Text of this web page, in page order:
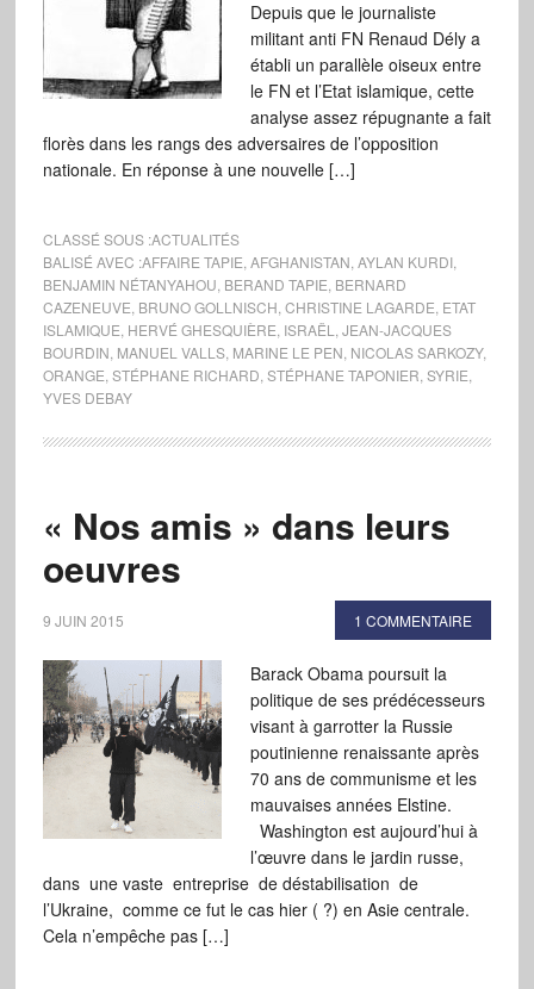
Depuis que le journaliste
militant anti FN Renaud Dély a
établi un parallèle oiseux entre
le FN et l’Etat islamique, cette
analyse assez répugnante a fait
florès dans les rangs des adversaires de l’opposition
nationale. En réponse à une nouvelle […]
CLASSÉ SOUS :ACTUALITÉS
BALISÉ AVEC :AFFAIRE TAPIE AFGHANISTAN AYLAN KURDI,
BENJAMIN NÉTANYAHOU BERAND TAPIE BERNARD
CAZENEUVE BRUNO GOLLNISCH CHRISTINE LAGARDE ETAT
ISLAMIQUE HERVÉ GHESQUIÈRE ISRAËL
JEAN-JACQUES
BOURDIN MANUEL VALLS, MARINE LE PEN NICOLAS SARKOZY,
ORANGE STÉPHANE RICHARD STÉPHANE TAPONIER SYRIE
YVES DEBAY
« Nos amis » dans leurs
oeuvres
9 JUIN 2015 1 COMMENTAIRE
Barack Obama poursuit la
politique de ses prédécesseurs
visant à garrotter la Russie
poutinienne renaissante après
70 ans de communisme et les
mauvaises années Elstine.
Washington est aujourd’hui à
l’œuvre dans le jardin russe,
dans une vaste entreprise de déstabilisation de
l’Ukraine, comme ce fut le cas hier ( ?) en Asie centrale.
Cela n’empêche pas […]